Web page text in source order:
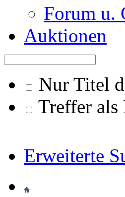
Forum u.
Auktionen
Nur Titel
Treffer als
Erweiterte